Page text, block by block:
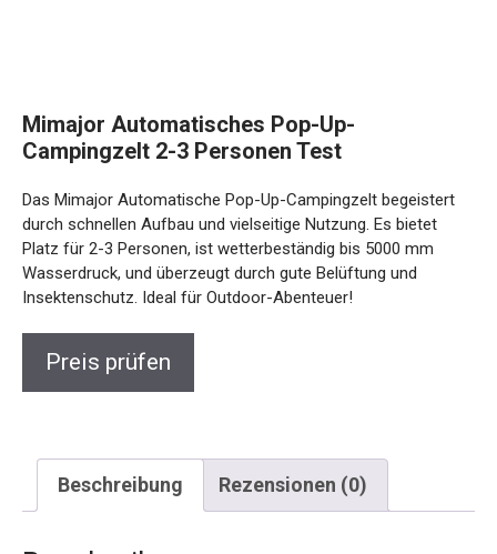
Mimajor Automatisches Pop-Up-
Campingzelt 2-3 Personen Test
Das Mimajor Automatische Pop-Up-Campingzelt begeistert
durch schnellen Aufbau und vielseitige Nutzung. Es bietet
Platz für 2-3 Personen, ist wetterbeständig bis 5000 mm
Wasserdruck, und überzeugt durch gute Belüftung und
Insektenschutz. Ideal für Outdoor-Abenteuer!
Preis prüfen
Beschreibung Rezensionen (0)